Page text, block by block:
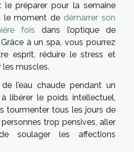
le préparer pour la semaine
le moment de démarrer son
fois dans l’optique de
à un spa, vous pourrez
esprit, réduire le stress et
muscles.
l’eau chaude pendant un
libérer le poids intellectuel,
tourmenter tous les jours de
trop pensives, aller
soulager les affections